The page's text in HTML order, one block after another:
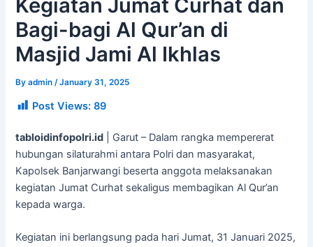
Kegiatan Jumat Curhat dan
Bagi-bagi Al Qur’an di
Masjid Jami Al Ikhlas
Byadmin/January 31, 2025
Post Views: 89
tabloidinfopolri.id | Garut – Dalam rangka mempererat
hubungan silaturahmi antara Polri dan masyarakat,
Kapolsek Banjarwangi beserta anggota melaksanakan
kegiatan Jumat Curhat sekaligus membagikan Al Qur’an
kepada warga.
Kegiatan ini berlangsung pada hari Jumat, 31 Januari 2025,